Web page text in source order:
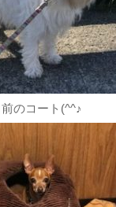
のコート(^^♪